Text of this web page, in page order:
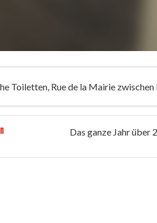
Toiletten, Rue de la Mairie zwischen
Das ganze Jahr über